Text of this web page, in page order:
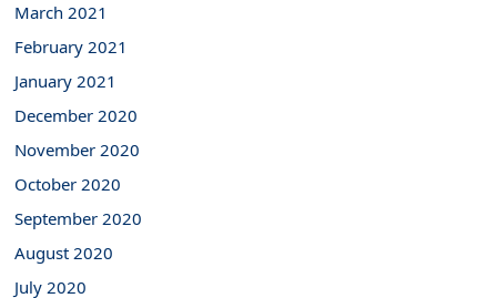
March 2021
February 2021
January 2021
December 2020
November 2020
October 2020
September 2020
August 2020
July 2020